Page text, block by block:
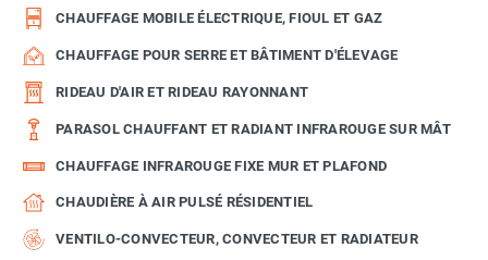
CHAUFFAGE MOBILE ÉLECTRIQUE, FIOUL ET GAZ
CHAUFFAGE POUR SERRE ET BÂTIMENT D'ÉLEVAGE
RIDEAU D'AIR ET RIDEAU RAYONNANT
PARASOL CHAUFFANT ET RADIANT INFRAROUGE SUR MÂT
CHAUFFAGE INFRAROUGE FIXE MUR ET PLAFOND
CHAUDIÈRE À AIR PULSÉ RÉSIDENTIEL
VENTILO-CONVECTEUR, CONVECTEUR ET RADIATEUR